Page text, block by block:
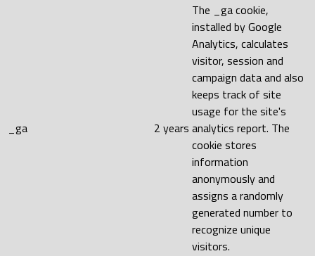
_ga 2 years
The _ga cookie,
installed by Google
Analytics, calculates
visitor, session and
campaign data and also
keeps track of site
usage for the site's
analytics report. The
cookie stores
information
anonymously and
assigns a randomly
generated number to
recognize unique
visitors.